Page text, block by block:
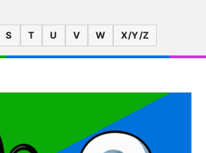
S T U V W X/Y/Z